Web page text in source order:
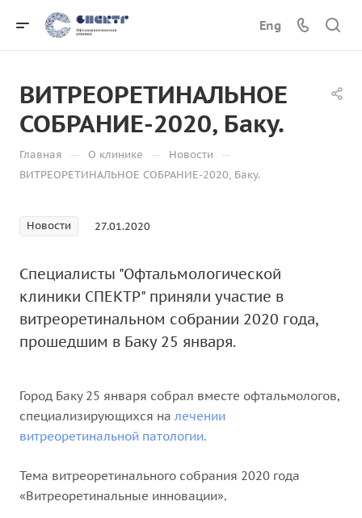
Eng
ВИТРЕОРЕТИНАЛЬНОЕ
СОБРАНИЕ-2020, Баку.
Главная — О клинике — Новости —
ВИТРЕОРЕТИНАЛЬНОЕ СОБРАНИЕ-2020, Баку.
Новости 27.01.2020
Специалисты "Офтальмологической
клиники СПЕКТР" приняли участие в
витреоретинальном собрании 2020 года,
прошедшим в Баку 25 января.
Город Баку 25 января собрал вместе офтальмологов,
специализирующихся на лечении
витреоретинальной патологии.
Тема витреоретинального собрания 2020 года
«Витреоретинальные инновации».